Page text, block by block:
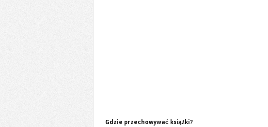
Gdzie przechowywać książki?